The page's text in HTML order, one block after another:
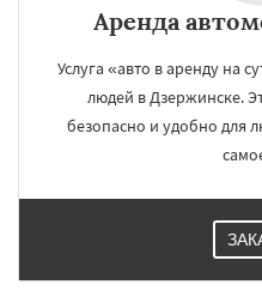
Аренда
Услуга «авто в аренду на
людей в Дзержинске.
безопасно и удобно для